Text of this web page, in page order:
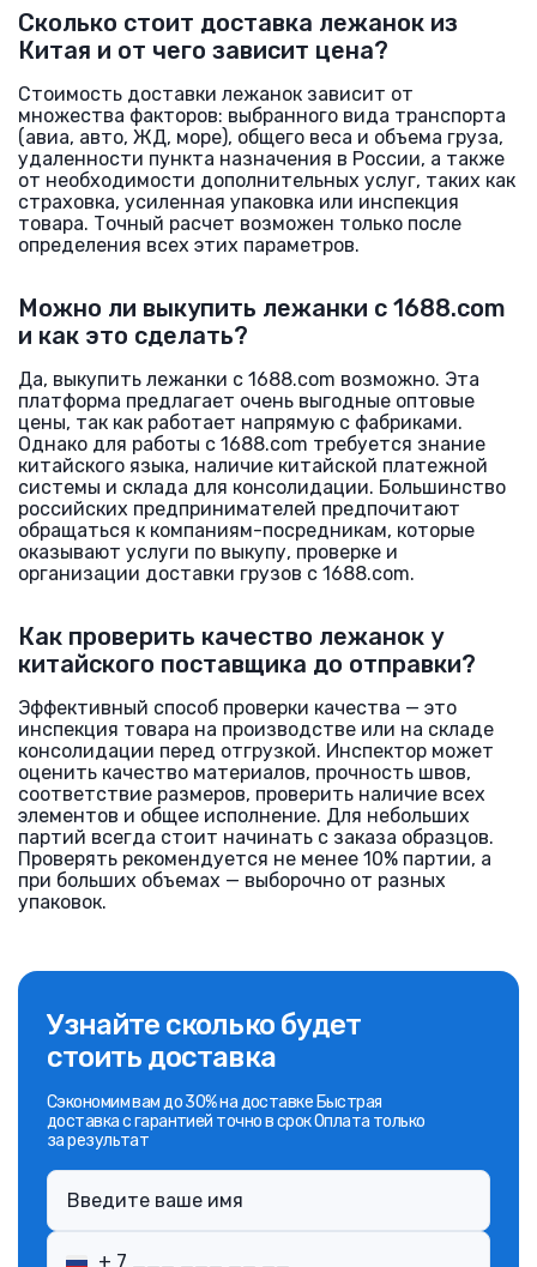
Сколько стоит доставка лежанок из
Китая и от чего зависит цена?
Стоимость доставки лежанок зависит от
множества факторов: выбранного вида транспорта
(авиа, авто, ЖД, море), общего веса и объема груза,
удаленности пункта назначения в России, а также
от необходимости дополнительных услуг, таких как
страховка, усиленная упаковка или инспекция
товара. Точный расчет возможен только после
определения всех этих параметров.
Можно ли выкупить лежанки с 1688.com
и как это сделать?
Да, выкупить лежанки с 1688.com возможно. Эта
платформа предлагает очень выгодные оптовые
цены, так как работает напрямую с фабриками.
Однако для работы с 1688.com требуется знание
китайского языка, наличие китайской платежной
системы и склада для консолидации. Большинство
российских предпринимателей предпочитают
обращаться к компаниям-посредникам, которые
оказывают услуги по выкупу, проверке и
организации доставки грузов с 1688.com.
Как проверить качество лежанок у
китайского поставщика до отправки?
Эффективный способ проверки качества — это
инспекция товара на производстве или на складе
консолидации перед отгрузкой. Инспектор может
оценить качество материалов, прочность швов,
соответствие размеров, проверить наличие всех
элементов и общее исполнение. Для небольших
партий всегда стоит начинать с заказа образцов.
Проверять рекомендуется не менее 10% партии, а
при больших объемах — выборочно от разных
упаковок.
Узнайте сколько будет
стоить доставка
Сэкономим вам до 30% на доставке Быстрая
доставка с гарантией точно в срок Оплата только
за результат